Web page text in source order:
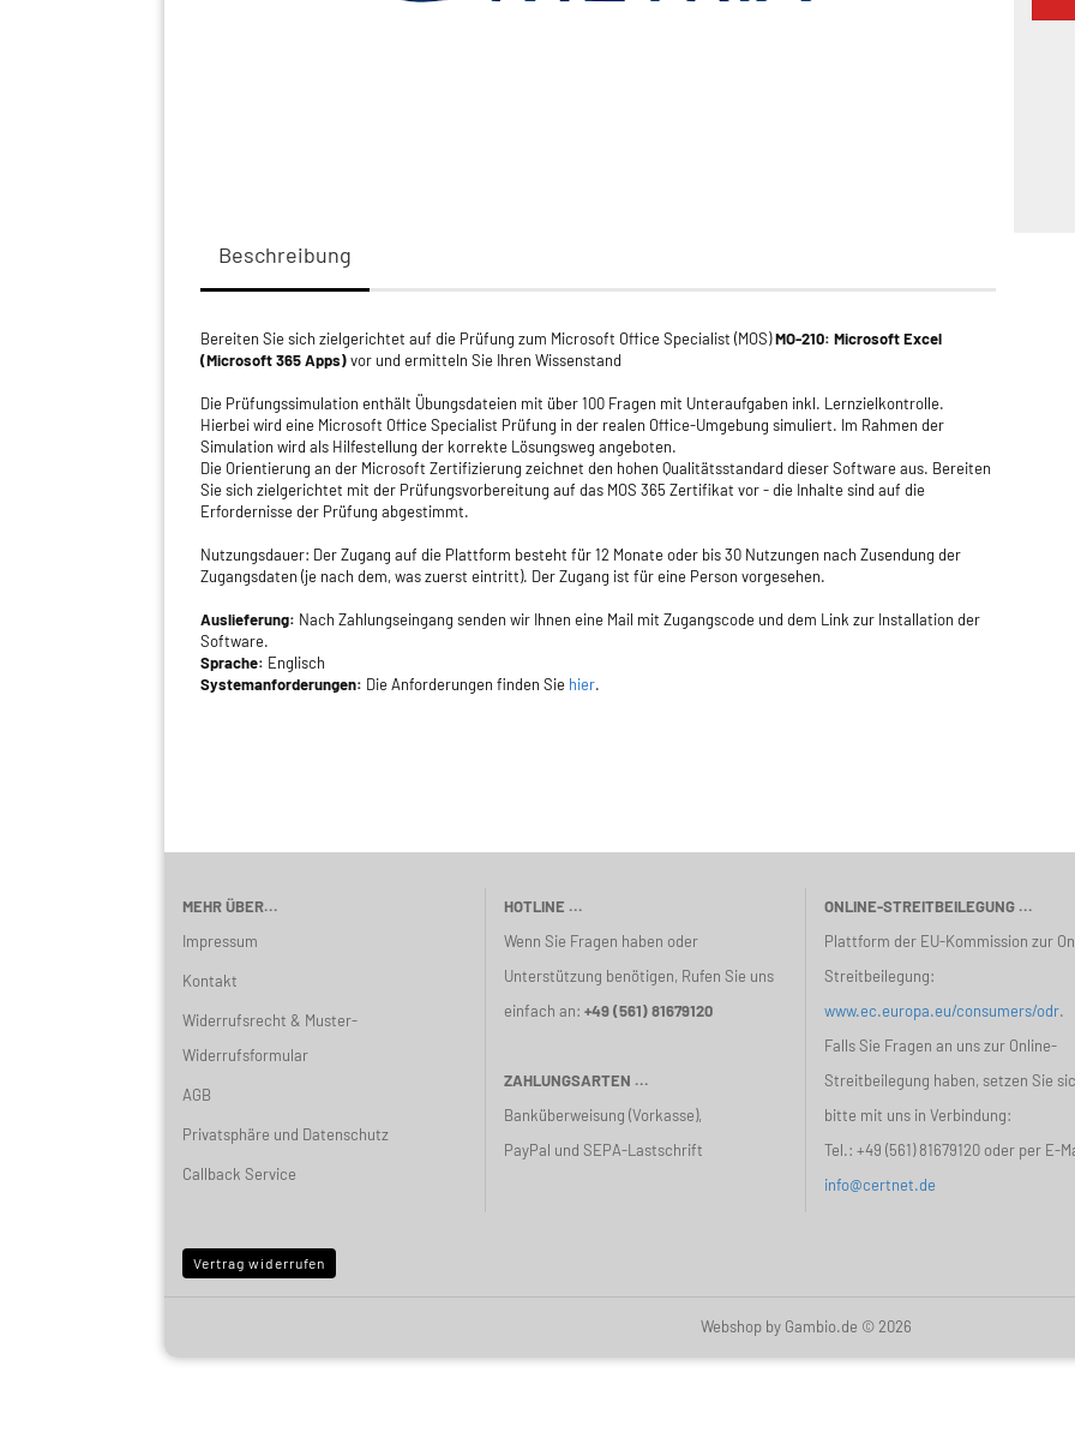
Beschreibung
Bereiten Sie sich zielgerichtet auf die Prüfung zum Microsoft Office Specialist (MOS)MO-210: Microsoft Excel
(Microsoft 365 Apps)vor und ermitteln Sie Ihren Wissenstand
Die Prüfungssimulation enthält Übungsdateien mit über 100 Fragen mit Unteraufgaben inkl. Lernzielkontrolle.
Hierbei wird eine Microsoft Office Specialist Prüfung in der realen Office-Umgebung simuliert. Im Rahmen der
Simulation wird als Hilfestellung der korrekte Lösungsweg angeboten.
Die Orientierung an der Microsoft Zertifizierung zeichnet den hohen Qualitätsstandard dieser Software aus. Bereiten
Sie sich zielgerichtet mit der Prüfungsvorbereitung auf das MOS 365 Zertifikat vor - die Inhalte sind auf die
Erfordernisse der Prüfung abgestimmt.
Nutzungsdauer: Der Zugang auf die Plattform besteht für 12 Monate oder bis 30 Nutzungen nach Zusendung der
Zugangsdaten (je nach dem, was zuerst eintritt). Der Zugang ist für eine Person vorgesehen.
Auslieferung: Nach Zahlungseingang senden wir Ihnen eine Mail mit Zugangscode und dem Link zur Installation der
Software.
Sprache: Englisch
Systemanforderungen: Die Anforderungen finden Sie hier.
MEHR ÜBER...
Impressum
Kontakt
Widerrufsrecht & Muster-
Widerrufsformular
AGB
Privatsphäre und Datenschutz
Callback Service
HOTLINE ...
Wenn Sie Fragen haben oder
Unterstützung benötigen, Rufen Sie uns
einfach an: +49 (561) 81679120
ZAHLUNGSARTEN ...
Banküberweisung (Vorkasse),
PayPal und SEPA-Lastschrift
ONLINE-STREITBEILEGUNG ...
Plattform der EU-Kommission zur
Streitbeilegung:
www.ec.europa.eu/consumers/odr.
Falls Sie Fragen an uns zur Online-
Streitbeilegung haben, setzen Sie
bitte mit uns in Verbindung:
Tel.: +49 (561) 81679120 oder per E-
info@certnet.de
Vertrag widerrufen
Webshop by Gambio.de © 2026